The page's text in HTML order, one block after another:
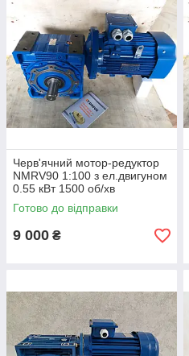
Черв'ячний мотор-редуктор
NMRV90 1:100 з ел.двигуном
0.55 кВт 1500 об/хв
Готово до відправки
9 000 ₴